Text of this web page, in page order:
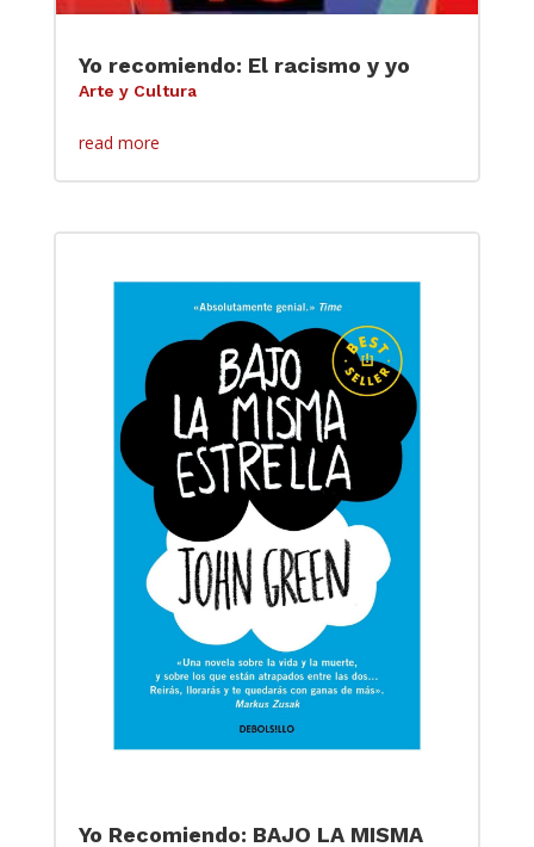
Yo recomiendo: El racismo y yo
Arte y Cultura
read more
Yo Recomiendo: BAJO LA MISMA